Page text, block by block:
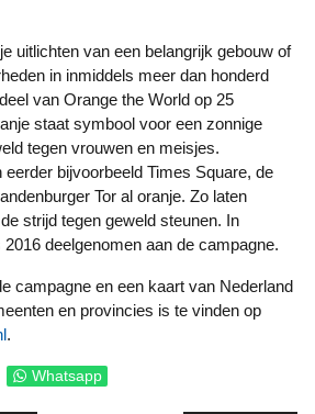
in inmiddels meer dan honderd
van Orange the World op 25
staat symbool voor een zonnige
tegen vrouwen en meisjes.
eerder bijvoorbeeld Times Square, de
Tor al oranje. Zo laten
strijd tegen geweld steunen. In
deelgenomen aan de campagne.
en provincies is te vinden op
.
Whatsapp